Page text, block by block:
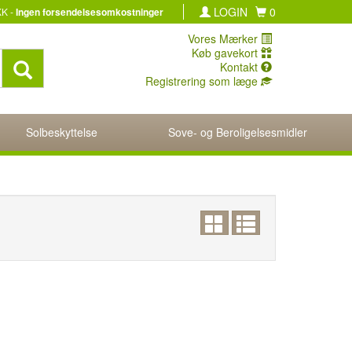
-Ingen forsendelsesomkostninger LOGIN
0
Vores Mærker
Køb gavekort
Kontakt
Registrering som læge
Solbeskyttelse Sove- og Beroligelsesmidler